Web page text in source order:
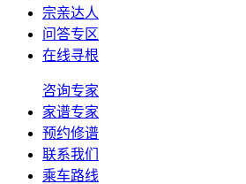
宗亲达人
问答专区
在线寻根
咨询专家
家谱专家
预约修谱
联系我们
乘车路线